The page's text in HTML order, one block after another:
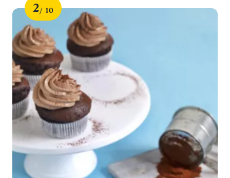
Schritt
2
von
10
für
10
Tipps
für
perfekte
Cupcakes